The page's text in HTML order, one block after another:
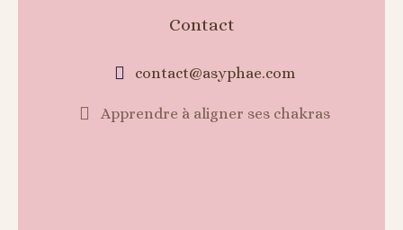
Contact
contact@asyphae.com
Apprendre à aligner ses chakras